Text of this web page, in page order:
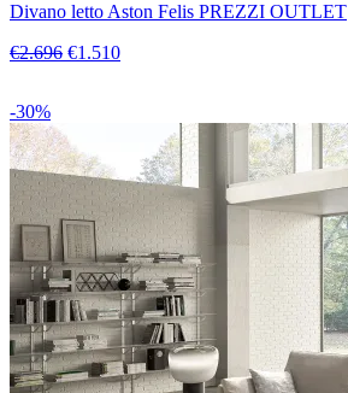
Divano letto Aston Felis PREZZI OUTLET
€2.696 €1.510
-30%